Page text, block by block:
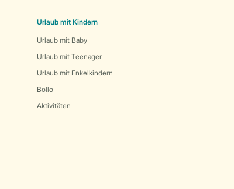
Urlaub mit Kindern
Urlaub mit Baby
Urlaub mit Teenager
Urlaub mit Enkelkindern
Bollo
Aktivitäten